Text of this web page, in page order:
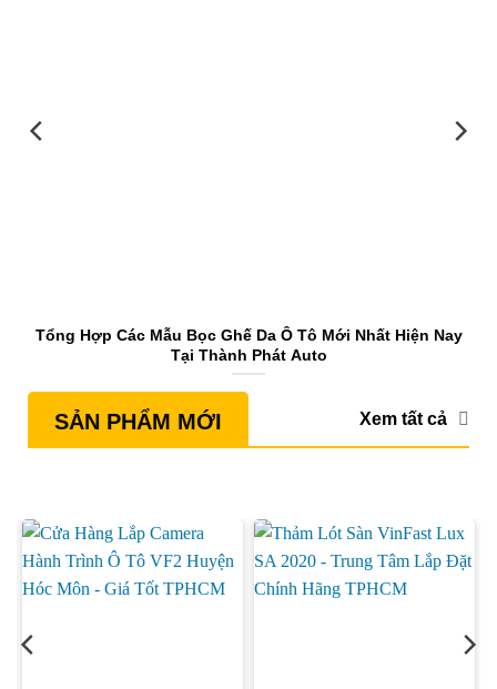
Tổng Hợp Các Mẫu Bọc Ghế Da Ô Tô Mới Nhất Hiện Nay
Tại Thành Phát Auto
SẢN PHẨM MỚI Xem tất cả